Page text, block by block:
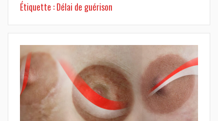
Étiquette :Délai de guérison